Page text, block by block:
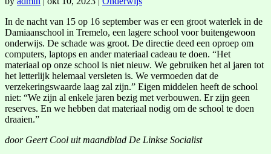
In de nacht van 15 op 16 september was er een groot waterlek in de
Damiaanschool in Tremelo, een lagere school voor buitengewoon
onderwijs. De schade was groot. De directie deed een oproep om
computers, laptops en ander materiaal cadeau te doen. “Het
materiaal op onze school is niet nieuw. We gebruiken het al jaren tot
het letterlijk helemaal versleten is. We vermoeden dat de
verzekeringswaarde laag zal zijn.” Eigen middelen heeft de school
niet: “We zijn al enkele jaren bezig met verbouwen. Er zijn geen
reserves. En we hebben dat materiaal nodig om de school te doen
draaien.”
door Geert Cool uit maandblad De Linkse Socialist